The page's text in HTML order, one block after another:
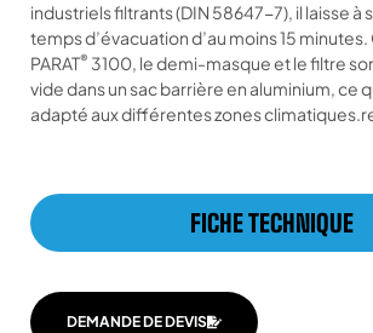
industriels filtrants (DIN 58647-7), il laisse à
temps d’évacuation d’au moins 15
PARAT® 3100, le demi-masque et le filtre
vide dans un sac barrière en aluminium, ce
adapté aux différentes zones
FICHE TECHNIQUE
DEMANDE DE DEVIS